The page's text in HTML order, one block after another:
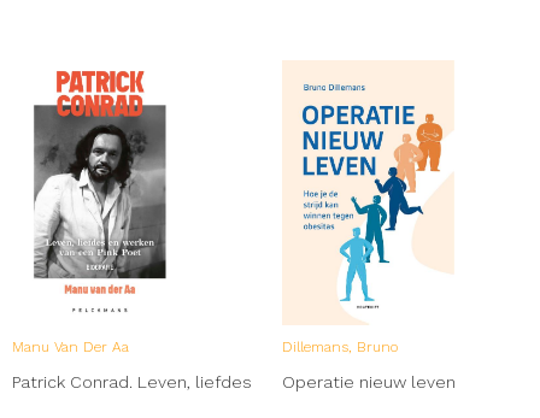
Manu Van Der Aa
Patrick Conrad. Leven, liefdes
Dillemans, Bruno
Operatie nieuw leven